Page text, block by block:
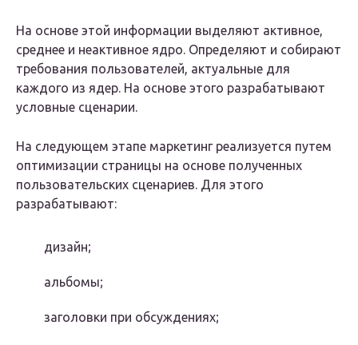
На основе этой информации выделяют активное,
среднее и неактивное ядро. Определяют и собирают
требования пользователей, актуальные для
каждого из ядер. На основе этого разрабатывают
условные сценарии.
На следующем этапе маркетинг реализуется путем
оптимизации страницы на основе полученных
пользовательских сценариев. Для этого
разрабатывают:
дизайн;
альбомы;
заголовки при обсуждениях;